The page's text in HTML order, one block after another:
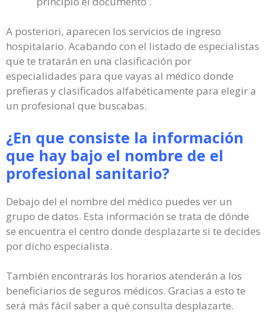
A posteriori, aparecen los servicios de ingreso
hospitalario. Acabando con el listado de especialistas
que te tratarán en una clasificación por
especialidades para que vayas al médico donde
prefieras y clasificados alfabéticamente para elegir a
un profesional que buscabas.
¿En que consiste la información
que hay bajo el nombre de el
profesional sanitario?
Debajo del el nombre del médico puedes ver un
grupo de datos. Esta información se trata de dónde
se encuentra el centro donde desplazarte si te decides
por dicho especialista.
También encontrarás los horarios atenderán a los
beneficiarios de seguros médicos. Gracias a esto te
será más fácil saber a qué consulta desplazarte.